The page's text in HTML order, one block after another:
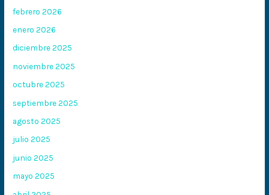
febrero 2026
enero 2026
diciembre 2025
noviembre 2025
octubre 2025
septiembre 2025
agosto 2025
julio 2025
junio 2025
mayo 2025